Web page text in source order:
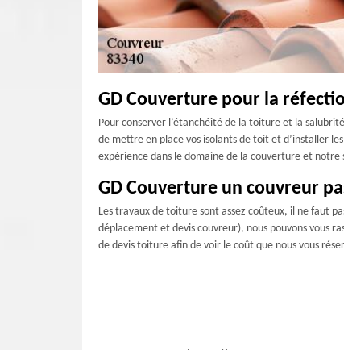
GD Couverture pour la
Pour conserver l’étanchéité de la toiture et la
de mettre en place vos isolants de toit et d’installer
expérience dans le domaine de la couverture et
GD Couverture un couvreur
Les travaux de toiture sont assez coûteux, il ne faut
déplacement et devis couvreur), nous pouvons vous
de devis toiture afin de voir le coût que nous vous